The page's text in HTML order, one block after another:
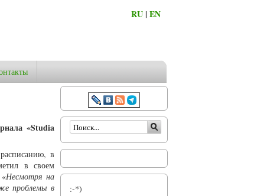
RU |EN
«Studia
в
в своем
Несмотря на
проблемы в
Форма поиска
:-*)